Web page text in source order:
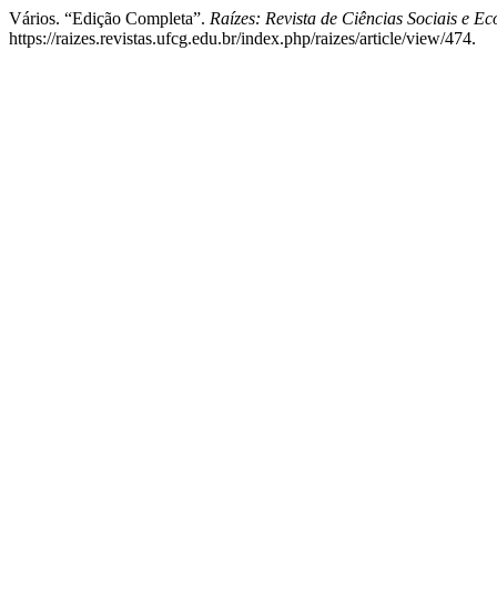
Vários. “Edição Completa”. Raízes: Revista de Ciências Sociais e
https://raizes.revistas.ufcg.edu.br/index.php/raizes/article/view/474.